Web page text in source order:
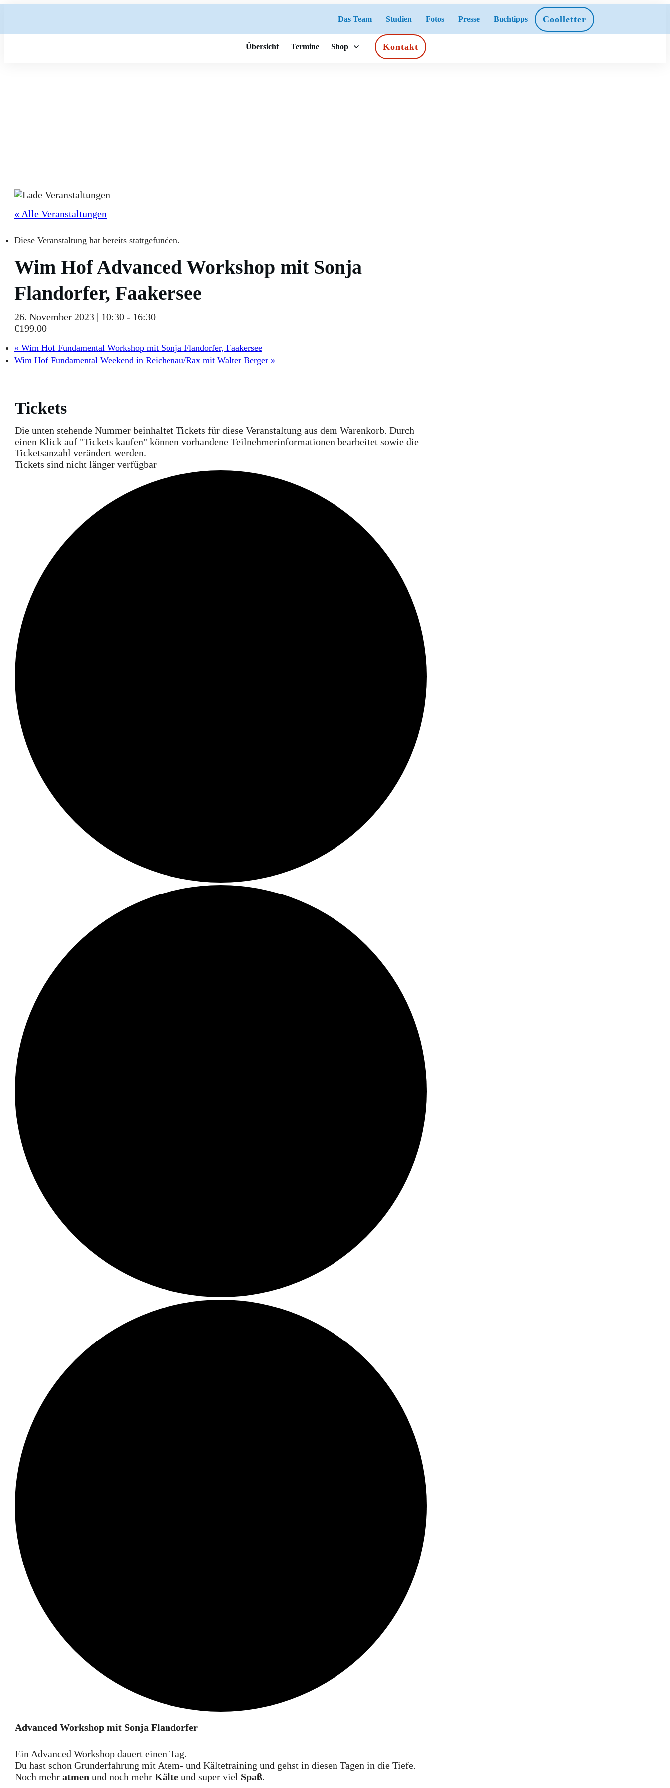
Das Team Studien Fotos Presse Buchtipps Coolletter
Übersicht Termine Shop Kontakt
« Alle Veranstaltungen
Diese Veranstaltung hat bereits stattgefunden.
Wim Hof Advanced Workshop mit Sonja
Flandorfer, Faakersee
26. November 2023 | 10:30 - 16:30
€199.00
« Wim Hof Fundamental Workshop mit Sonja Flandorfer, Faakersee
Wim Hof Fundamental Weekend in Reichenau/Rax mit Walter Berger »
Tickets
Die unten stehende Nummer beinhaltet Tickets für diese Veranstaltung aus dem Warenkorb. Durch
einen Klick auf "Tickets kaufen" können vorhandene Teilnehmerinformationen bearbeitet sowie die
Ticketsanzahl verändert werden.
Tickets sind nicht länger verfügbar
Advanced Workshop mit Sonja Flandorfer
Ein Advanced Workshop dauert einen Tag.
Du hast schon Grunderfahrung mit Atem- und Kältetraining und gehst in diesen Tagen in die Tiefe.
Noch mehr atmen und noch mehr Kälte und super viel Spaß.